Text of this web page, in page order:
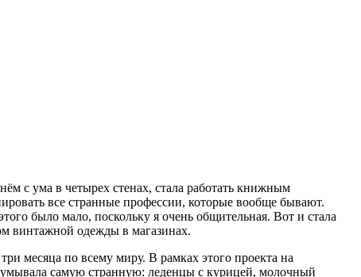
с ума в четырех стенах, стала работать книжным
все странные профессии, которые вообще бывают.
было мало, поскольку я очень общительная. Вот и стала
винтажной одежды в магазинах.
месяца по всему миру. В рамках этого проекта на
самую странную: леденцы с курицей, молочный